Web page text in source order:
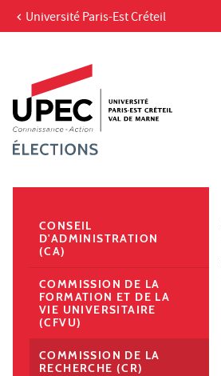
Aller au contenu
Recherche
Navigation secondaire
Université Paris-Est Créteil
CONSEIL
D'ADMINISTRATION
(CA)
COMMISSION DE LA
FORMATION ET DE LA
VIE UNIVERSITAIRE
(CFVU)
COMMISSION DE LA
RECHERCHE (CR)